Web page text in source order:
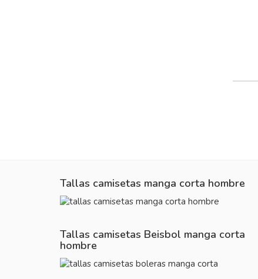
Tallas camisetas manga corta hombre
Tallas camisetas Beisbol manga corta
hombre